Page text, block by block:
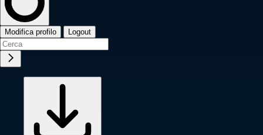
Modifica profilo Logout